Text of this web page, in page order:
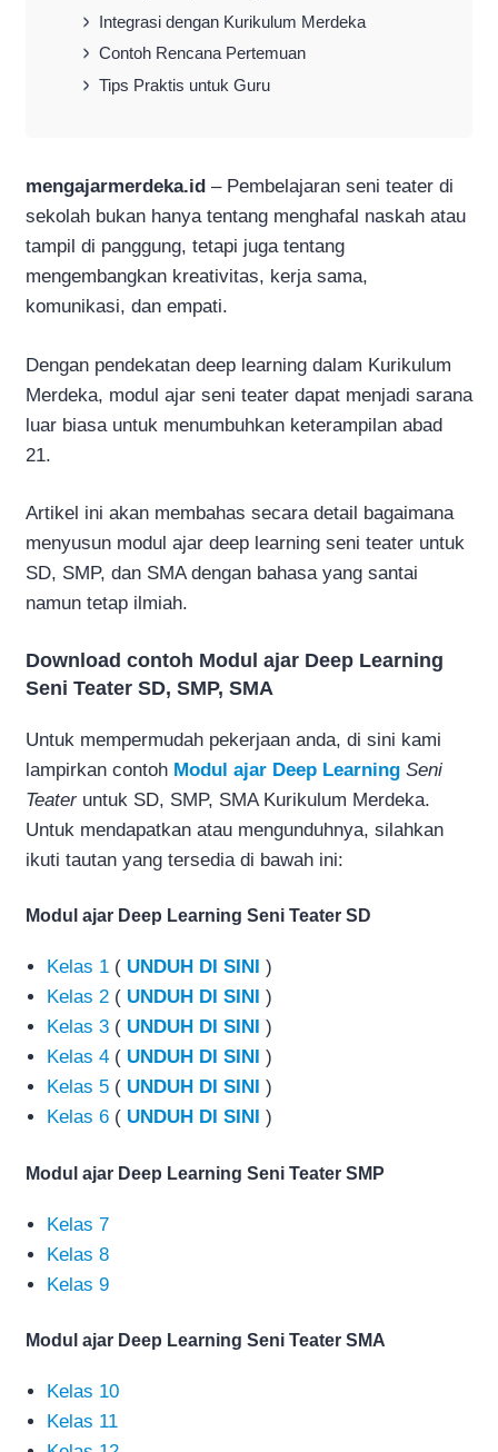
Integrasi dengan Kurikulum Merdeka
Contoh Rencana Pertemuan
Tips Praktis untuk Guru
mengajarmerdeka.id – Pembelajaran seni teater di
sekolah bukan hanya tentang menghafal naskah atau
tampil di panggung, tetapi juga tentang
mengembangkan kreativitas, kerja sama,
komunikasi, dan empati.
Dengan pendekatan deep learning dalam Kurikulum
Merdeka, modul ajar seni teater dapat menjadi sarana
luar biasa untuk menumbuhkan keterampilan abad
21.
Artikel ini akan membahas secara detail bagaimana
menyusun modul ajar deep learning seni teater untuk
SD, SMP, dan SMA dengan bahasa yang santai
namun tetap ilmiah.
Download contoh Modul ajar Deep Learning
Seni Teater SD, SMP, SMA
Untuk mempermudah pekerjaan anda, di sini kami
lampirkan contoh Modul ajar Deep Learning Seni
Teateruntuk SD, SMP, SMA Kurikulum Merdeka.
Untuk mendapatkan atau mengunduhnya, silahkan
ikuti tautan yang tersedia di bawah ini:
Modul ajar Deep Learning Seni Teater SD
Kelas 1 ( UNDUH DI SINI )
Kelas 2 ( UNDUH DI SINI )
Kelas 3 ( UNDUH DI SINI )
Kelas 4 ( UNDUH DI SINI )
Kelas 5 ( UNDUH DI SINI )
Kelas 6 ( UNDUH DI SINI )
Modul ajar Deep Learning Seni Teater SMP
Kelas 7
Kelas 8
Kelas 9
Modul ajar Deep Learning Seni Teater SMA
Kelas 10
Kelas 11